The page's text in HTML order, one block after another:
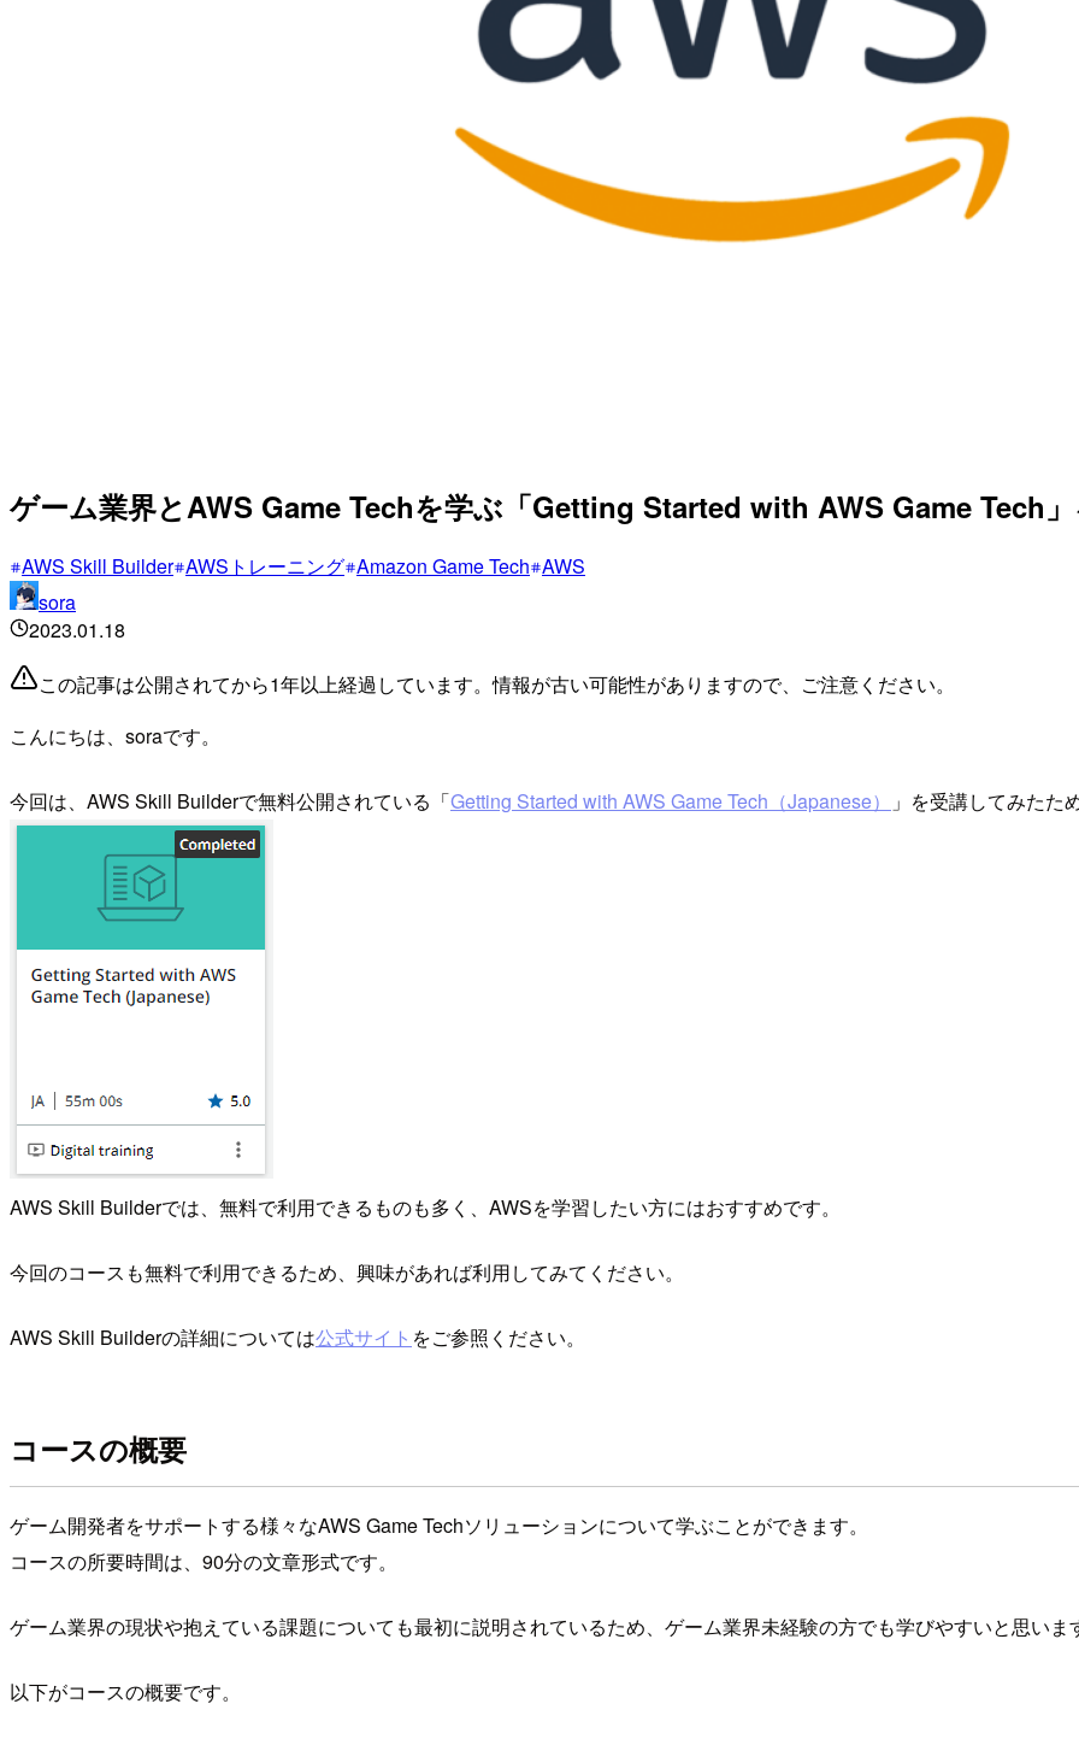
ゲーム業界とAWS Game Techを学ぶ「Getting Started with AWS Game Tech
AWS Skill Builder AWSトレーニング Amazon Game Tech AWS
sora
2023.01.18
この記事は公開されてから1年以上経過しています。情報が古い可能性がありますので、ご注意ください。
こんにちは、soraです。
今回は、AWS Skill Builderで無料公開されている「Getting Started with AWS Game Tech（Japanese） 」を受講してみたた
AWS Skill Builderでは、無料で利用できるものも多く、AWSを学習したい方にはおすすめです。
今回のコースも無料で利用できるため、興味があれば利用してみてください。
AWS Skill Builderの詳細については公式サイト をご参照ください。
コースの概要
ゲーム開発者をサポートする様々なAWS Game Techソリューションについて学ぶことができます。
コースの所要時間は、90分の文章形式です。
ゲーム業界の現状や抱えている課題についても最初に説明されているため、ゲーム業界未経験の方でも学びやすいと思いま
以下がコースの概要です。